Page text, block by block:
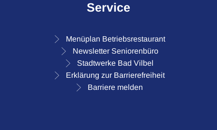
Service
Menüplan Betriebsrestaurant
Newsletter Seniorenbüro
Stadtwerke Bad Vilbel
Erklärung zur Barrierefreiheit
Barriere melden